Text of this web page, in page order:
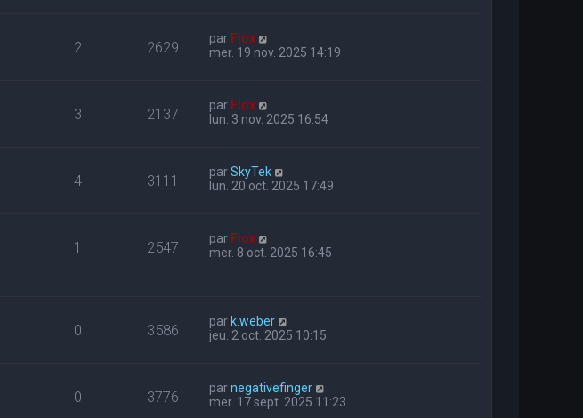
2 2629 par Flox
mer. 19 nov. 2025 14:19
3 2137 par Flox
lun. 3 nov. 2025 16:54
4 3111 parSkyTek
lun. 20 oct. 2025 17:49
1 2547 par Flox
mer. 8 oct. 2025 16:45
0 3586 par k.weber
jeu. 2 oct. 2025 10:15
0 3776 parnegativefinger
mer. 17 sept. 2025 11:23